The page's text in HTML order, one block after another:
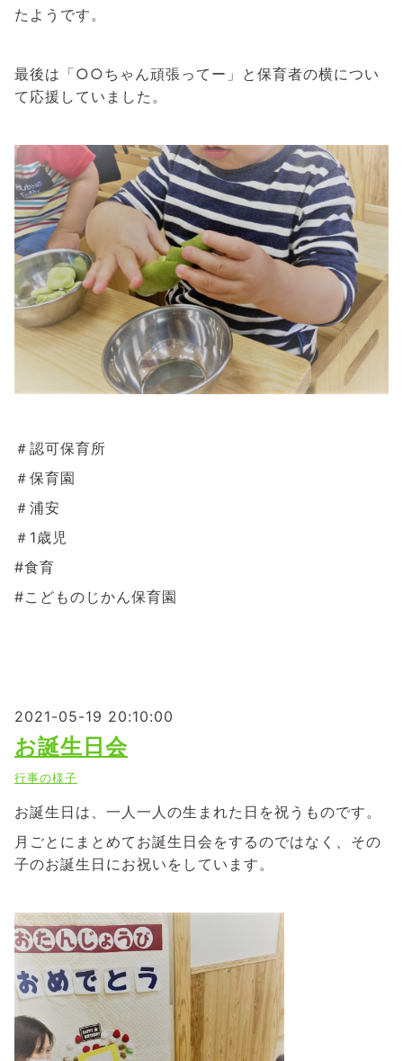
たようです。
最後は「○○ちゃん頑張ってー」と保育者の横につい
て応援していました。
＃認可保育所
＃保育園
＃浦安
＃1歳児
#食育
#こどものじかん保育園
2021-05-19 20:10:00
お誕生日会
行事の様子
お誕生日は、一人一人の生まれた日を祝うものです。
月ごとにまとめてお誕生日会をするのではなく、その
子のお誕生日にお祝いをしています。